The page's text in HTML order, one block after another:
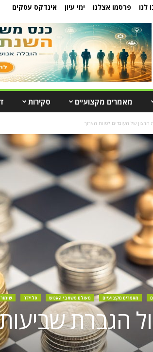
לנו פרסמו אצלנו ימי עיון אינדקס עסקים
מאמרים מקצועיים סקירות
של העובדים לטווח הארוך
מאמרים מקצועיים מעולם משאבי האנוש סליידר
הגברת